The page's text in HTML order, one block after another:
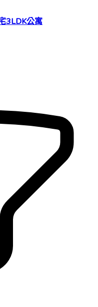
3LDK公寓